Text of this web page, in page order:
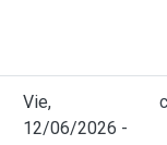
Vie,
12/06/2026 -